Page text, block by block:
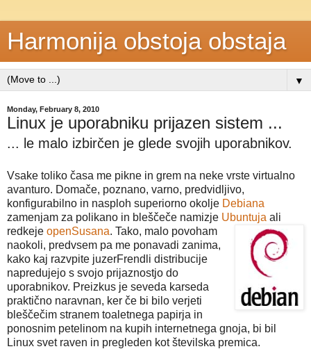
Harmonija obstoja obstaja
▼
Monday, February 8, 2010
Linux je uporabniku prijazen sistem ...
... le malo izbirčen je glede svojih uporabnikov.
Vsake toliko časa me pikne in grem na neke vrste virtualno
avanturo. Domače, poznano, varno, predvidljivo,
konfigurabilno in nasploh superiorno okolje Debiana
zamenjam za polikano in bleščeče namizje Ubuntuja ali
redkeje openSusana. Tako, malo povoham
naokoli, predvsem pa me ponavadi zanima,
kako kaj razvpite juzerFrendli distribucije
napredujejo s svojo prijaznostjo do
uporabnikov. Preizkus je seveda karseda
praktično naravnan, ker če bi bilo verjeti
bleščečim stranem toaletnega papirja in
ponosnim petelinom na kupih internetnega gnoja, bi bil
Linux svet raven in pregleden kot številska premica.